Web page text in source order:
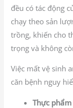
đều có tác động
chạy theo sản
trồng, khiến cho
trọng và không
Việc mất vệ sinh
căn bệnh nguy
Thực